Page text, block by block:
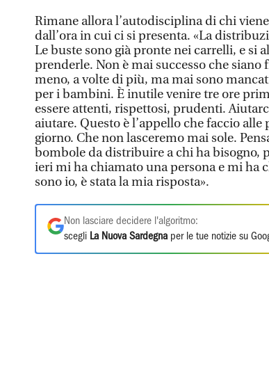
Rimane allora l’autodisciplina di chi
dall’ora in cui ci si presenta. «La
Le buste sono già pronte nei carrelli, e si
prenderle. Non è mai successo che siano
meno, a volte di più, ma mai sono
per i bambini. È inutile venire tre ore
essere attenti, rispettosi, prudenti.
aiutare. Questo è l’appello che faccio alle
giorno. Che non lasceremo mai sole.
bombole da distribuire a chi ha bisogno,
ieri mi ha chiamato una persona e mi ha
sono io, è stata la mia risposta».
Non lasciare decidere l'algoritmo:
scegli La Nuova Sardegna per le tue notizie su